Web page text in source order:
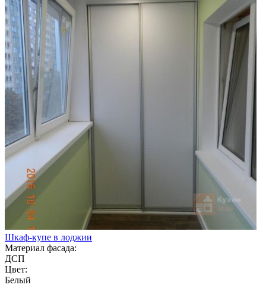
Шкаф-купе в лоджии
Материал фасада:
ДСП
Цвет:
Белый